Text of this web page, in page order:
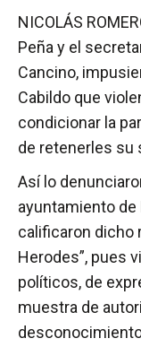
NICOLÁS
Peña y el
Cancino,
Cabildo que
condicionar la
de retenerles su
Así lo
ayuntamiento
calificaron dicho
Herodes”, pues
políticos, de
muestra de